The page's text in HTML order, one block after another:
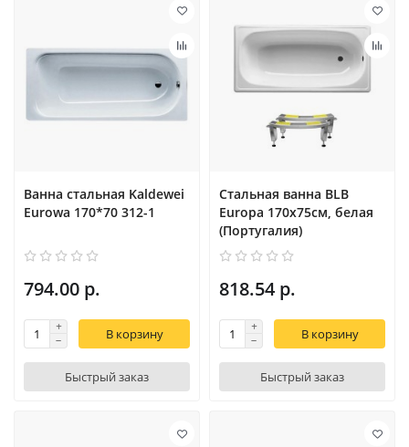
Ванна стальная Kaldewei
Eurowa 170*70 312-1
794.00 р.
В корзину
Быстрый заказ
Стальная ванна BLB
Europa 170x75см, белая
(Португалия)
818.54 р.
В корзину
Быстрый заказ